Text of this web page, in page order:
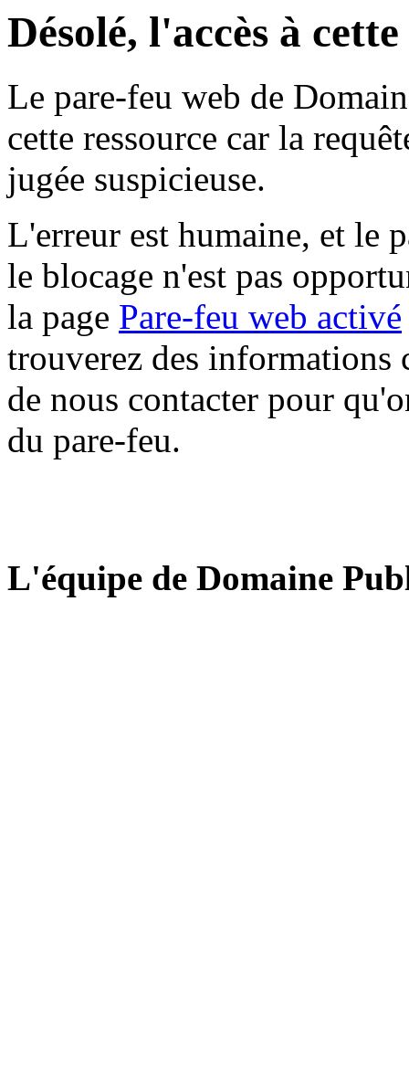
Désolé, l'accès à
Le pare-feu web de
cette ressource car la
jugée suspicieuse.
L'erreur est humaine, et le
le blocage n'est pas
la page Pare-feu web activé
trouverez des informations
de nous contacter pour
du pare-feu.
L'équipe de Domaine